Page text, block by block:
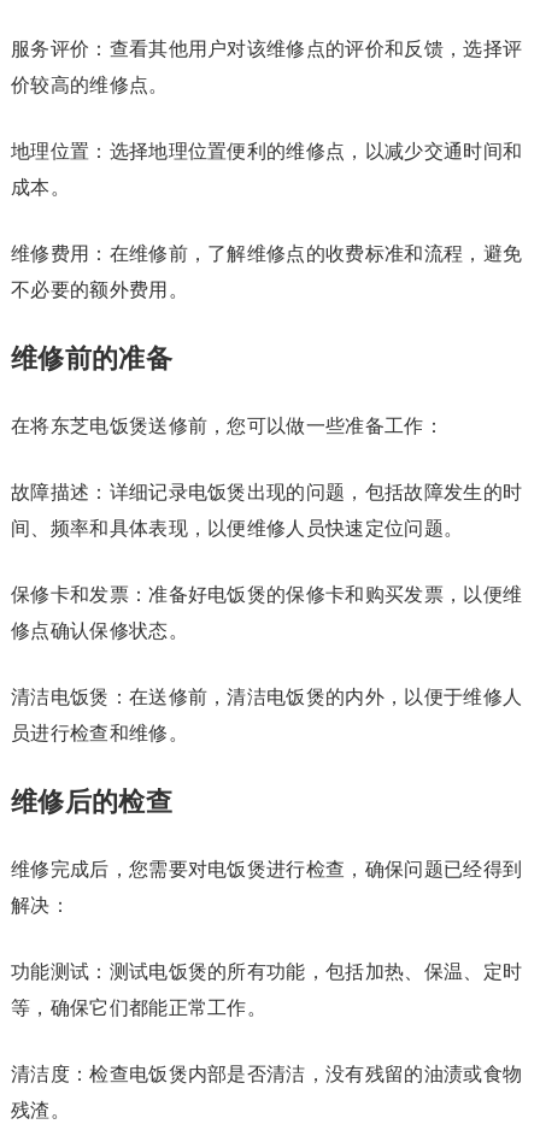
服务评价：查看其他用户对该维修点的评价和反馈，选择评
价较高的维修点。
地理位置：选择地理位置便利的维修点，以减少交通时间和
成本。
维修费用：在维修前，了解维修点的收费标准和流程，避免
不必要的额外费用。
维修前的准备
在将东芝电饭煲送修前，您可以做一些准备工作：
故障描述：详细记录电饭煲出现的问题，包括故障发生的时
间、频率和具体表现，以便维修人员快速定位问题。
保修卡和发票：准备好电饭煲的保修卡和购买发票，以便维
修点确认保修状态。
清洁电饭煲：在送修前，清洁电饭煲的内外，以便于维修人
员进行检查和维修。
维修后的检查
维修完成后，您需要对电饭煲进行检查，确保问题已经得到
解决：
功能测试：测试电饭煲的所有功能，包括加热、保温、定时
等，确保它们都能正常工作。
清洁度：检查电饭煲内部是否清洁，没有残留的油渍或食物
残渣。